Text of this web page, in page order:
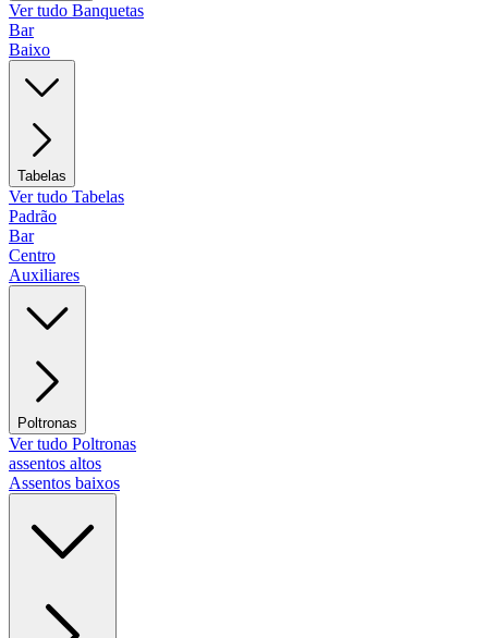
Ver tudo Banquetas
Bar
Baixo
Tabelas
Ver tudo Tabelas
Padrão
Bar
Centro
Auxiliares
Poltronas
Ver tudo Poltronas
assentos altos
Assentos baixos